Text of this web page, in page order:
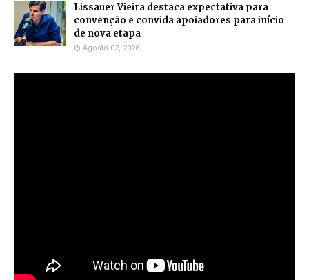
Lissauer Vieira destaca expectativa para
convenção e convida apoiadores para início
de nova etapa
Agosto 02, 2026